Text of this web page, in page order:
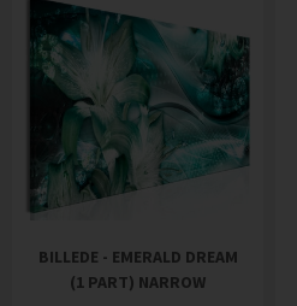
BILLEDE - EMERALD DREAM
(1 PART) NARROW